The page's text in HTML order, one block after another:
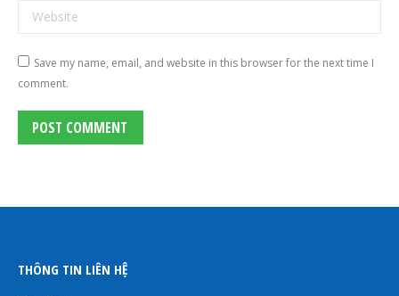
Website
Save my name, email, and website in this browser for the next time I
comment.
POST COMMENT
THÔNG TIN LIÊN HỆ